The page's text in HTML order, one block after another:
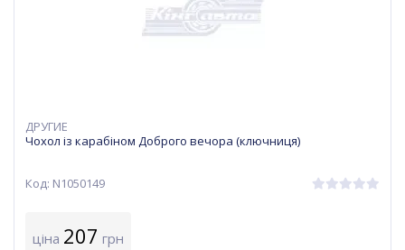
ДРУГИЕ
Чохол із карабіном Доброго вечора (ключниця)
Код: N1050149
ціна 207 грн